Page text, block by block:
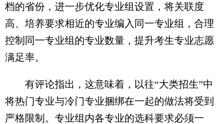
档的省份，进一步优化专业组设置，将关联度
高、培养要求相近的专业编入同一专业组，合理
控制同一专业组的专业数量，提升考生专业志愿
满足率。
有评论指出，这意味着，以往“大类招生”中
将热门专业与冷门专业捆绑在一起的做法将受到
严格限制。专业组内各专业的选科要求必须一